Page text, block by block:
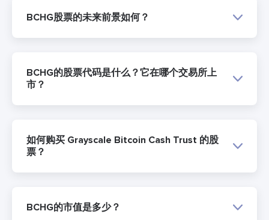
BCHG股票的未来前景如何？
BCHG的股票代码是什么？它在哪个交易所上
市？
如何购买 Grayscale Bitcoin Cash Trust 的股
票？
BCHG的市值是多少？